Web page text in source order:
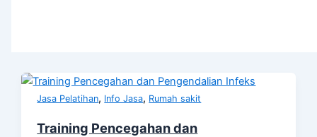
Jasa Pelatihan, Info Jasa, Rumah sakit
Training Pencegahan dan